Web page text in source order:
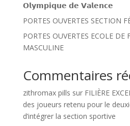
𝗢𝗹𝘆𝗺𝗽𝗶𝗾𝘂𝗲 𝗱𝗲 𝗩𝗮𝗹𝗲𝗻𝗰𝗲
PORTES OUVERTES SECTION
PORTES OUVERTES ECOLE DE
MASCULINE
Commentaires
zithromax pills sur FILIÈRE
des joueurs retenu pour le
d’intégrer la section sportive